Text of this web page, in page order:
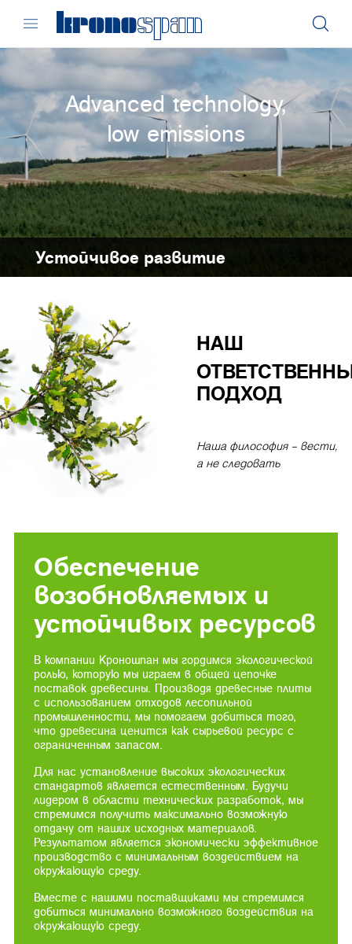
Устойчивое развитие
Advanced technology,
low emissions
НАШ
ПОДХОД
Наша философия – вести,
а не следовать
Обеспечение
возобновляемых и
устойчивых ресурсов
В компании Кроношпан мы гордимся экологической
ролью, которую мы играем в общей цепочке
поставок древесины. Производя древесные плиты
с использованием отходов лесопильной
промышленности, мы помогаем добиться того,
что древесина ценится как сырьевой ресурс с
ограниченным запасом.
Для нас установление высоких экологических
стандартов является естественным. Будучи
лидером в области технических разработок, мы
стремимся получить максимально возможную
отдачу от наших исходных материалов.
Результатом является экономически эффективное
производство с минимальным воздействием на
окружающую среду.
Вместе с нашими поставщиками мы стремимся
добиться минимально возможного воздействия на
окружающую среду.